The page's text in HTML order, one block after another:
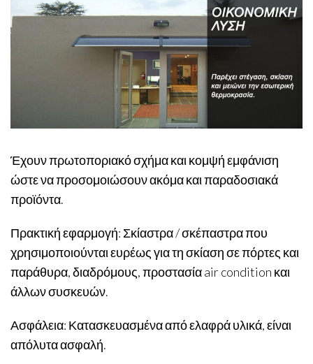
Έχουν πρωτοποριακό σχήμα και κομψή εμφάνιση
ώστε να προσομοιώσουν ακόμα και παραδοσιακά
προϊόντα.
Πρακτική εφαρμογή: Σκίαστρα / σκέπαστρα που
χρησιμοποιούνται ευρέως για τη σκίαση σε πόρτες και
παράθυρα, διαδρόμους, προστασία air condition και
άλλων συσκευών.
Ασφάλεια: Κατασκευασμένα από ελαφρά υλικά, είναι
απόλυτα ασφαλή.